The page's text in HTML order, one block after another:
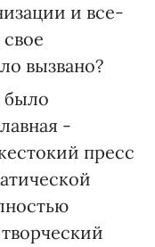
и все-
вызвано?
было
-
пресс